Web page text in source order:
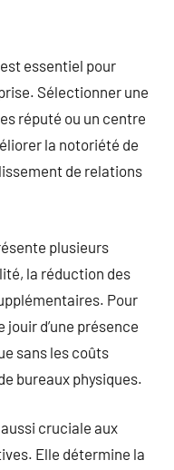
essentiel pour
Sélectionner une
réputé ou un centre
la notoriété de
de relations
plusieurs
la réduction des
Pour
d’une présence
sans les coûts
bureaux physiques.
cruciale aux
Elle détermine la